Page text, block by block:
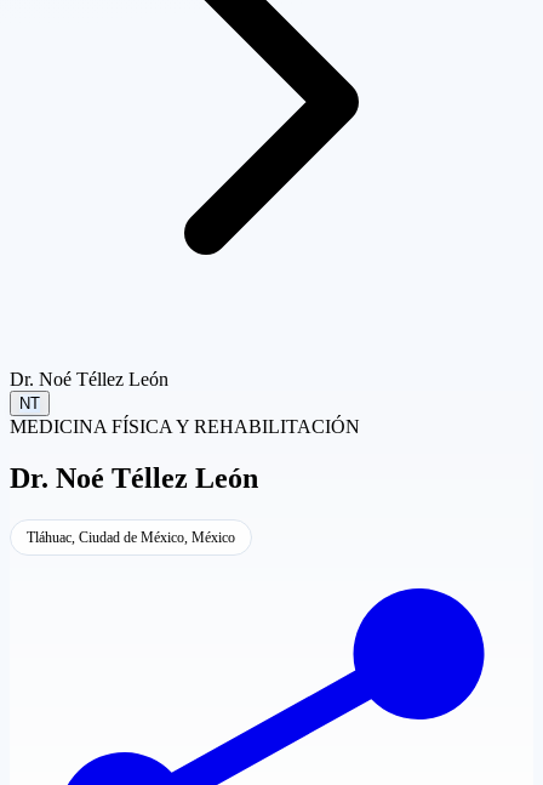
Dr. Noé Téllez León
NT
MEDICINA FÍSICA Y REHABILITACIÓN
Dr. Noé Téllez León
Tláhuac, Ciudad de México, México